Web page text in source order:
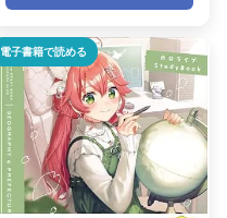
電子書籍で読める